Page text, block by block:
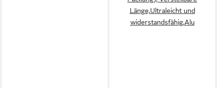
Länge,Ultraleicht und
widerstandsfähig,Alu